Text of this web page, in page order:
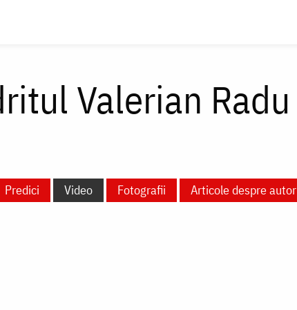
Valerian Radu
Predici Video Fotografii Articole despre autor